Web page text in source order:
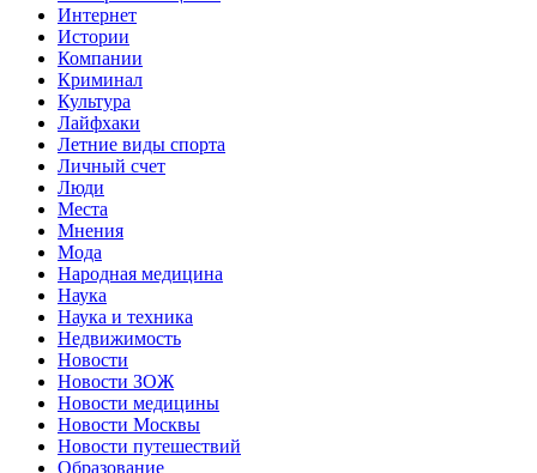
Интернет
Истории
Компании
Криминал
Культура
Лайфхаки
Летние виды спорта
Личный счет
Люди
Места
Мнения
Мода
Народная медицина
Наука
Наука и техника
Недвижимость
Новости
Новости ЗОЖ
Новости медицины
Новости Москвы
Новости путешествий
Образование